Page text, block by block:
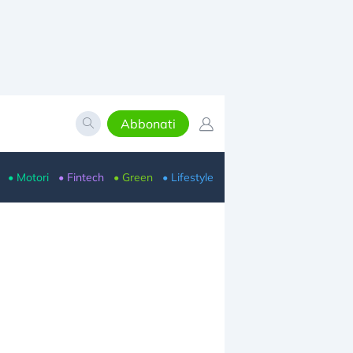
Abbonati
• Motori • Fintech • Green • Lifestyle